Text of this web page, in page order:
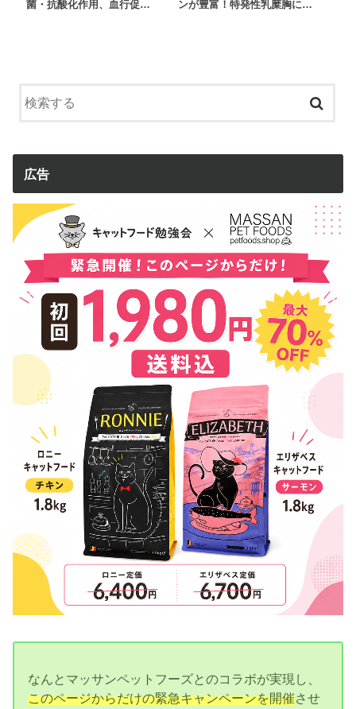
菌・抗酸化作用、血行促… ンが豊富！特発性乳糜胸に…
広告
なんとマッサンペットフーズとのコラボが実現し、
このページからだけの緊急キャンペーンを開催させ